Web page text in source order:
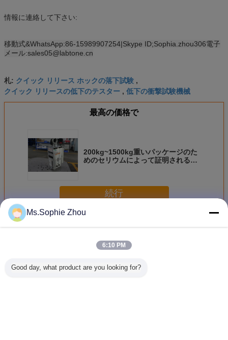
情報に連絡して下さい:
移動式&WhatsApp:86-15989907254|Skype ID;Sophia.zhou306電子
メール:sales05@labtone.cn
札: クイック リリース ホックの落下試験 ,
クイック リリースの低下のテスター , 低下の衝撃試験機械
最高の価格で
200kg~1500kg重いパッケージのた
めのセリウムによって証明される低
続行
多く低下のテスター解放のホック
Ms.Sophie Zhou
6:10 PM
Good day, what product are you looking for?